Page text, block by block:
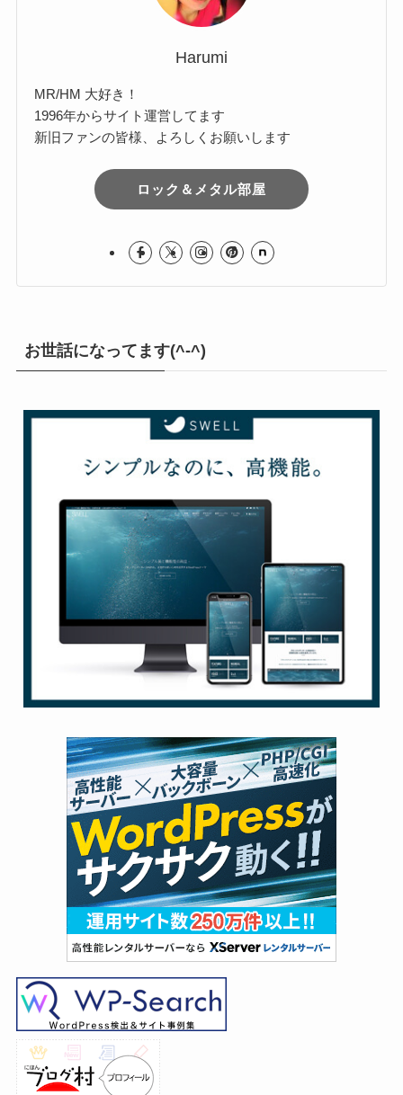
Harumi
MR/HM 大好き！
1996年からサイト運営してます
新旧ファンの皆様、よろしくお願いします
ロック＆メタル部屋
お世話になってます(^-^)